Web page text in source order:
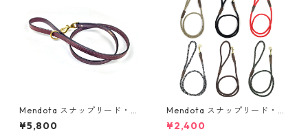
Mendota スナップリード・レ
ザー
¥5,800
Mendota スナップリード・ロ
ープ（細)
¥2,400